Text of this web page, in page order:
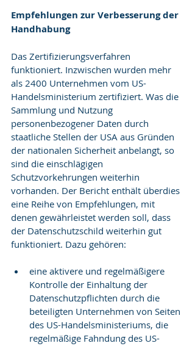
Empfehlungen zur Verbesserung der
Handhabung
Das Zertifizierungsverfahren
funktioniert. Inzwischen wurden mehr
als 2400 Unternehmen vom US-
Handelsministerium zertifiziert. Was die
Sammlung und Nutzung
personenbezogener Daten durch
staatliche Stellen der USA aus Gründen
der nationalen Sicherheit anbelangt, so
sind die einschlägigen
Schutzvorkehrungen weiterhin
vorhanden. Der Bericht enthält überdies
eine Reihe von Empfehlungen, mit
denen gewährleistet werden soll, dass
der Datenschutzschild weiterhin gut
funktioniert. Dazu gehören:
eine aktivere und regelmäßigere
Kontrolle der Einhaltung der
Datenschutzpflichten durch die
beteiligten Unternehmen von Seiten
des US-Handelsministeriums, die
regelmäßige Fahndung des US-